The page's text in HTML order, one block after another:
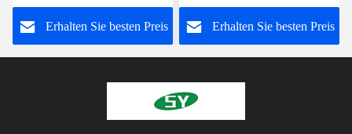
Erhalten Sie besten Preis
akustische Platten
HAUSTIER schalldicht
Erhalten Sie besten Preis